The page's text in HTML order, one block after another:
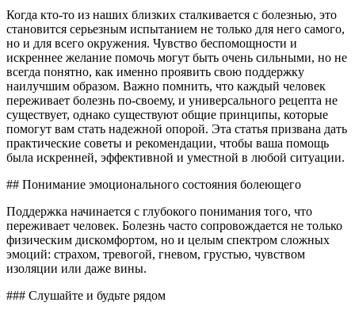
Когда кто-то из наших близких сталкивается с болезнью, это
становится серьезным испытанием не только для него самого,
но и для всего окружения. Чувство беспомощности и
искреннее желание помочь могут быть очень сильными, но не
всегда понятно, как именно проявить свою поддержку
наилучшим образом. Важно помнить, что каждый человек
переживает болезнь по-своему, и универсального рецепта не
существует, однако существуют общие принципы, которые
помогут вам стать надежной опорой. Эта статья призвана дать
практические советы и рекомендации, чтобы ваша помощь
была искренней, эффективной и уместной в любой ситуации.
## Понимание эмоционального состояния болеющего
Поддержка начинается с глубокого понимания того, что
переживает человек. Болезнь часто сопровождается не только
физическим дискомфортом, но и целым спектром сложных
эмоций: страхом, тревогой, гневом, грустью, чувством
изоляции или даже вины.
### Слушайте и будьте рядом